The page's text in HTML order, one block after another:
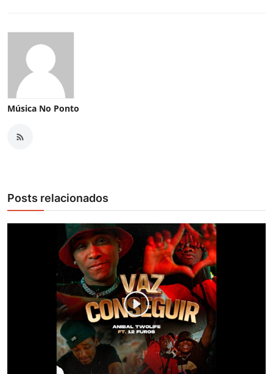
Música No Ponto
Posts relacionados